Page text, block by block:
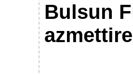
Bulsun